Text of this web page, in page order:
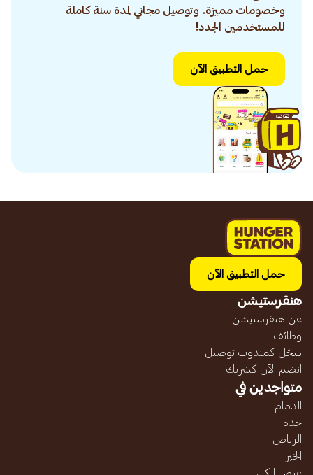
وخصومات مميزة. وتوصيل مجاني لمدة سنة كاملة
للمستخدمين الجدد!
حمل التطبيق الآن
حمل التطبيق الآن
هنقرستيشن
عن هنقرستيشن
وظائف
سجّل كمندوب توصيل
انضم الآن كشريك
متواجدين في
الدمام
جده
الرياض
الخبر